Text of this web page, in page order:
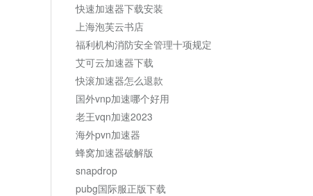
快速加速器下载安装
上海泡芙云书店
福利机构消防安全管理十项规定
艾可云加速器下载
快滚加速器怎么退款
国外vnp加速哪个好用
老王vqn加速2023
海外pvn加速器
蜂窝加速器破解版
snapdrop
pubg国际服正版下载